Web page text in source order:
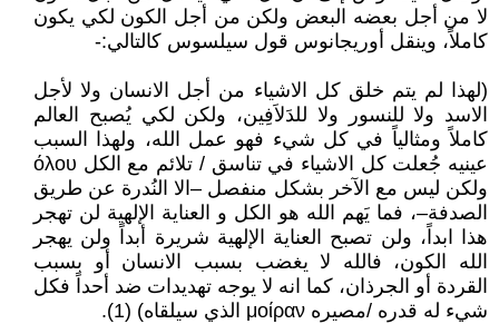
لا من أجل بعضه البعض ولكن من أجل الكون لكي يكون
كاملاً، وينقل أوريجانوس قول سيلسوس كالتالي:-
(لهذا لم يتم خلق كل الاشياء من أجل الانسان ولا لأجل
الاسد ولا للنسور ولا للدَلاَفِين، ولكن لكي يُصبح العالم
كاملاً ومثالياً في كل شيء فهو عمل الله، ولهذا السبب
عينيه جُعلت كل الاشياء في تناسق / تلائم مع الكل όλου
ولكن ليس مع الآخر بشكل منفصل –الا النُدرة عن طريق
الصدفة–، فما يَهم الله هو الكل و العناية الإلهية لن تهجر
هذا ابداً، ولن تصبح العناية الإلهية شريرة أبداً ولن يهجر
الله الكون، فالله لا يغضب بسبب الانسان أو بسبب
القردة أو الجرذان، كما انه لا يوجه تهديدات ضد أحداً فكل
شيء له قدره /مصيره μοίραν الذي سيلقاه) (1).